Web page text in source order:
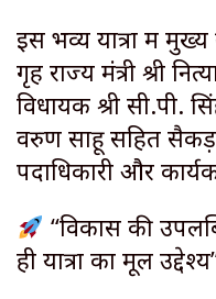
इस भव्य यात्रा में
गृह राज्य मंत्री श्री
विधायक श्री सी.पी.
वरुण साहू सहित
पदाधिकारी और
“विकास की
ही यात्रा का मूल